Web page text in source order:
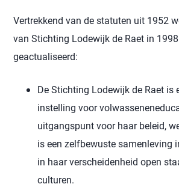
Vertrekkend van de statuten uit 1952
van Stichting Lodewijk de Raet in
geactualiseerd:
De Stichting Lodewijk de Raet is
instelling voor
uitgangspunt voor haar beleid,
is een zelfbewuste samenleving
in haar verscheidenheid open
culturen.